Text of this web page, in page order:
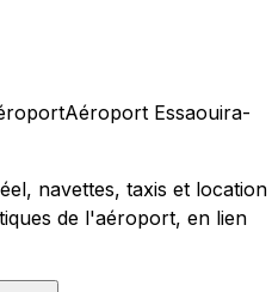
Aéroport Essaouira-
navettes, taxis et location
de l'aéroport, en lien